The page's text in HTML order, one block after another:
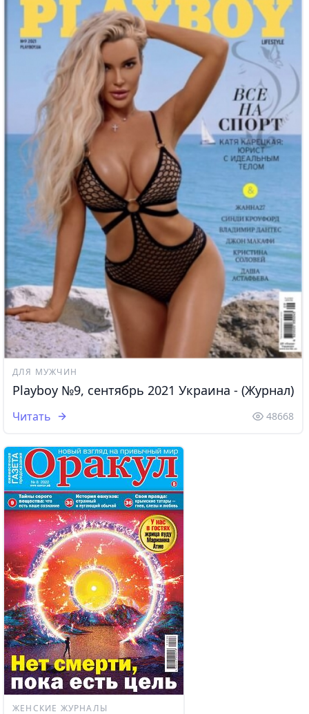
ДЛЯ МУЖЧИН
Playboy №9, сентябрь 2021 Украина - (Журнал)
Читать 48668
ЖЕНСКИЕ ЖУРНАЛЫ